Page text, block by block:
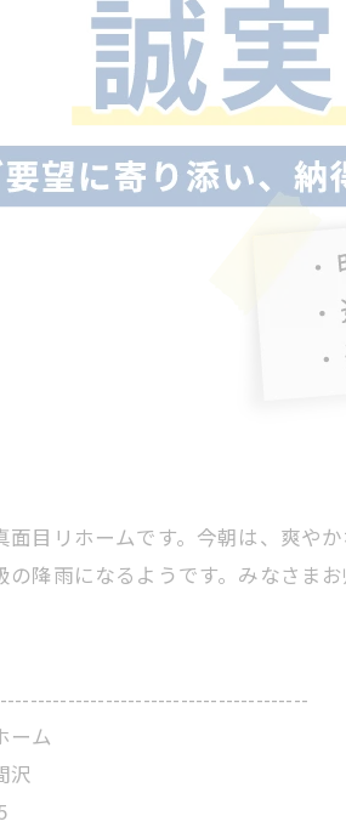
目リホームです。今朝は、爽や
の降雨になるようです。みなさま
ーム
沢